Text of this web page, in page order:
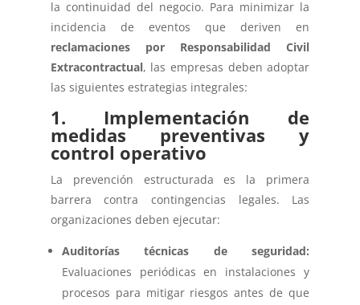
la continuidad del negocio. Para minimizar la
incidencia de eventos que deriven en
reclamaciones por Responsabilidad Civil
Extracontractual, las empresas deben adoptar
las siguientes estrategias integrales:
1. Implementación de
medidas preventivas y
control operativo
La prevención estructurada es la primera
barrera contra contingencias legales. Las
organizaciones deben ejecutar:
Auditorías técnicas de seguridad:
Evaluaciones periódicas en instalaciones y
procesos para mitigar riesgos antes de que